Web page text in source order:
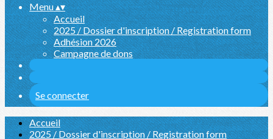
Menu▴▾
Accueil
2025 / Dossier d'inscription / Registration form
Adhésion 2026
Campagne de dons
Se connecter
Accueil
2025 / Dossier d'inscription / Registration form